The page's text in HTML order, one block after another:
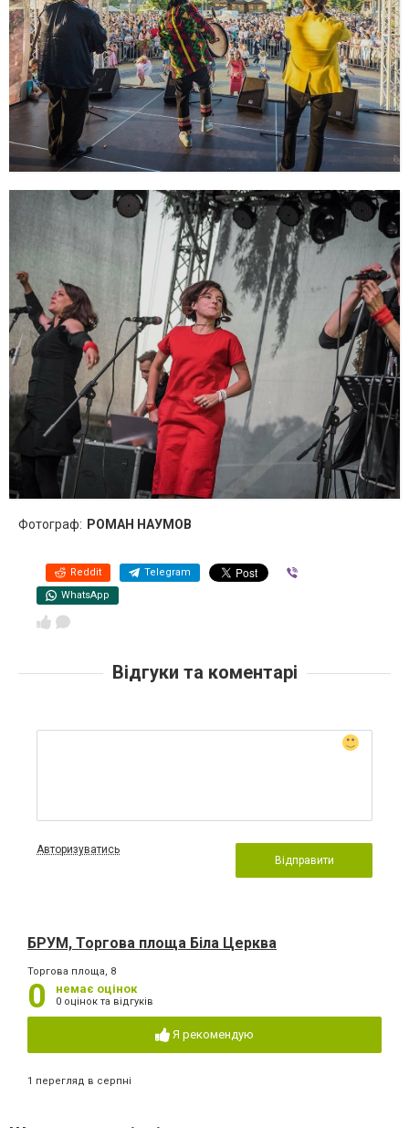
Фотограф: РОМАН НАУМОВ
Reddit Telegram
WhatsApp
Відгуки та коментарі
Авторизуватись
Відправити
БРУМ, Торгова площа Біла Церква
Торгова площа, 8
0 немає оцінок
0 оцінок та відгуків
Я рекомендую
1 перегляд в серпні